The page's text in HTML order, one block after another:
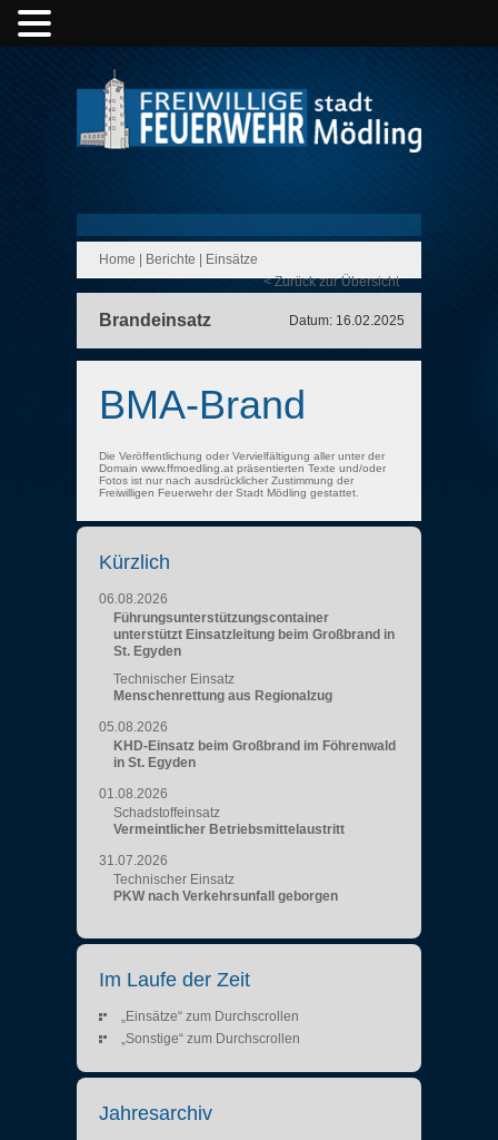
Home Berichte
Einsätze
< Zurück zur Übersicht
Brandeinsatz Datum: 16.02.2025
BMA-Brand
Die Veröffentlichung oder Vervielfältigung aller unter der
Domain www.ffmoedling.at präsentierten Texte und/oder
Fotos ist nur nach ausdrücklicher Zustimmung der
Freiwilligen Feuerwehr der Stadt Mödling gestattet.
Kürzlich
06.08.2026
Führungsunterstützungscontainer
unterstützt Einsatzleitung beim Großbrand in
St. Egyden
Technischer Einsatz
Menschenrettung aus Regionalzug
05.08.2026
KHD-Einsatz beim Großbrand im Föhrenwald
in St. Egyden
01.08.2026
Schadstoffeinsatz
Vermeintlicher Betriebsmittelaustritt
31.07.2026
Technischer Einsatz
PKW nach Verkehrsunfall geborgen
Im Laufe der Zeit
„Einsätze“ zum Durchscrollen
„Sonstige“ zum Durchscrollen
Jahresarchiv